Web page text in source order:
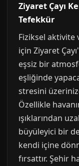
Ziyaret Çayı
Tefekkür
Fiziksel aktivite
için Ziyaret
eşsiz bir
eşliğinde
stresini
Özellikle
ışıklarından
büyüleyici bir
kendi içine
fırsattır. Şehir